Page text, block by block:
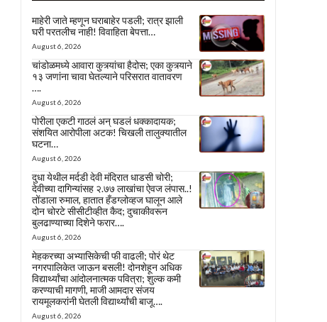
माहेरी जाते म्हणून घराबाहेर पडली; रात्र झाली
घरी परतलीच नाही! विवाहिता बेपत्ता…
August 6, 2026
चांडोळमध्ये आवारा कुत्र्यांचा हैदोस; एका कुत्र्याने
१३ जणांना चावा घेतल्याने परिसरात वातावरण
….
August 6, 2026
पोरीला एकटी गाठलं अन् घडलं धक्कादायक;
संशयित आरोपीला अटक! चिखली तालुक्यातील
घटना…
August 6, 2026
दुधा येथील मर्दडी देवी मंदिरात धाडसी चोरी;
देवीच्या दागिन्यांसह २.७७ लाखांचा ऐवज लंपास..!
तोंडाला रुमाल, हातात हँडग्लोव्हज घालून आले
दोन चोरटे सीसीटीव्हीत कैद; दुचाकीवरून
बुलढाण्याच्या दिशेने फरार….
August 6, 2026
मेहकरच्या अभ्यासिकेची फी वाढली; पोरं थेट
नगरपालिकेत जाऊन बसली! दोनशेहून अधिक
विद्यार्थ्यांचा आंदोलनात्मक पवित्रा; शुल्क कमी
करण्याची मागणी, माजी आमदार संजय
रायमूलकरांनी घेतली विद्यार्थ्यांची बाजू….
August 6, 2026